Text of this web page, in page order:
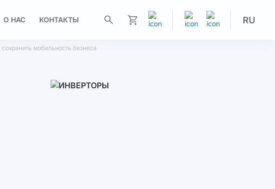
О НАС
КОНТАКТЫ
RU
мобильность бизнеса